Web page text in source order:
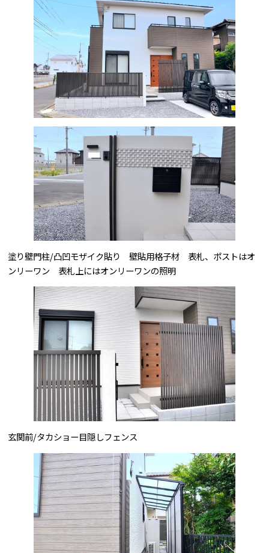
塗り壁門柱/凸凹モザイク貼り 壁貼用格子材 表札、ポストはオ
ンリーワン 表札上にはオンリーワンの照明
玄関前/タカショー目隠しフェンス